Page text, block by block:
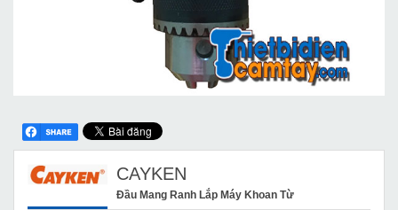
CAYKEN
Đầu Mang Ranh Lắp Máy Khoan Từ